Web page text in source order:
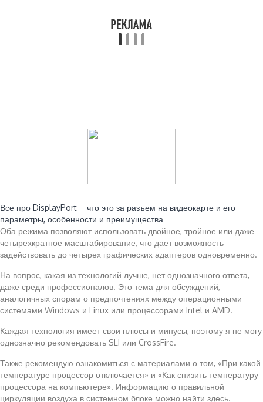
Все про DisplayPort – что это за разъем на видеокарте и его
параметры, особенности и преимущества
Оба режима позволяют использовать двойное, тройное или даже
четырехкратное масштабирование, что дает возможность
задействовать до четырех графических адаптеров одновременно.
На вопрос, какая из технологий лучше, нет однозначного ответа,
даже среди профессионалов. Это тема для обсуждений,
аналогичных спорам о предпочтениях между операционными
системами Windows и Linux или процессорами Intel и AMD.
Каждая технология имеет свои плюсы и минусы, поэтому я не могу
однозначно рекомендовать SLI или CrossFire.
Также рекомендую ознакомиться с материалами о том, «При какой
температуре процессор отключается» и «Как снизить температуру
процессора на компьютере». Информацию о правильной
циркуляции воздуха в системном блоке можно найти здесь.